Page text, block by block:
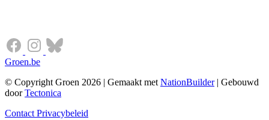
Groen.be
© Copyright Groen 2026 | Gemaakt met NationBuilder| Gebouwd
doorTectonica
Contact Privacybeleid